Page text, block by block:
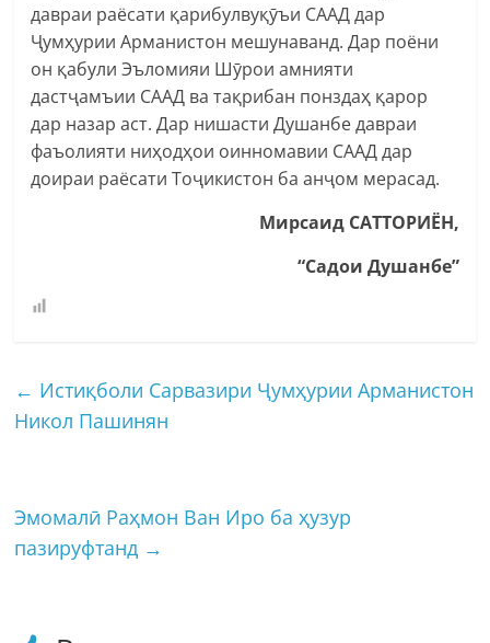
давраи раёсати қарибулвуқӯъи СААД дар
Ҷумҳурии Арманистон мешунаванд. Дар поёни
он қабули Эъломияи Шӯрои амнияти
дастҷамъии СААД ва тақрибан понздаҳ қарор
дар назар аст. Дар нишасти Душанбе давраи
фаъолияти ниҳодҳои оинномавии СААД дар
доираи раёсати Тоҷикистон ба анҷом мерасад.
Мирсаид САТТОРИЁН,
“Садои Душанбе”
← Истиқболи Сарвазири Ҷумҳурии Арманистон
Никол Пашинян
Эмомалӣ Раҳмон Ван Иро ба ҳузур
пазируфтанд →